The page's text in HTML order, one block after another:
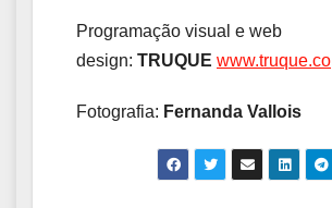
Programação visual e web
design: TRUQUE www.truque.co
Fotografia: Fernanda Vallois